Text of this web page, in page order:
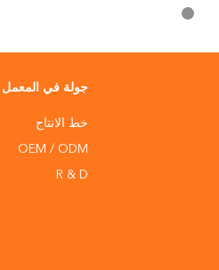
جولة في المعمل
خط الانتاج
OEM / ODM
R & D